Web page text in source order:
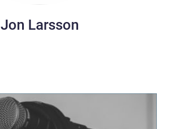
Jon Larsson